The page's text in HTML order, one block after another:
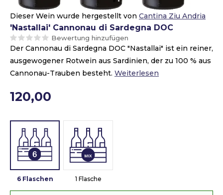
Dieser Wein wurde hergestellt von Cantina Ziu Andria
'Nastallai' Cannonau di Sardegna DOC
Bewertung hinzufügen
Der Cannonau di Sardegna DOC "Nastallai" ist ein reiner,
ausgewogener Rotwein aus Sardinien, der zu 100 % aus
Cannonau-Trauben besteht. Weiterlesen
120,00
6 Flaschen 1 Flasche